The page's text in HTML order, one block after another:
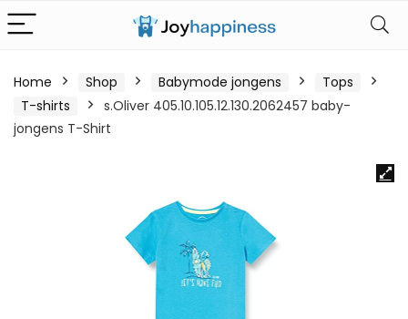
Home Shop Babymode jongens
Tops
T-shirts
s.Oliver 405.10.105.12.130.2062457 baby-
jongens T-Shirt